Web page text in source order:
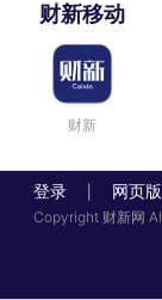
财新移动
财新
登录 网页
Copyright 财新网